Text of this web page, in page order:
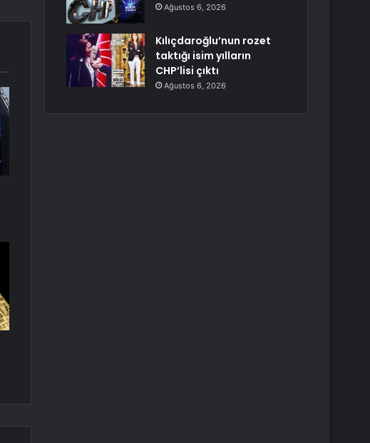
Ağustos 6, 2026
Kılıçdaroğlu’nun rozet
taktığı isim yılların
CHP’lisi çıktı
Ağustos 6, 2026